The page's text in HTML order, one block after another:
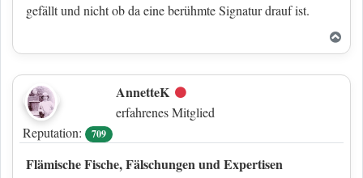
gefällt und nicht ob da eine berühmte Signatur drauf ist.
AnnetteK Offline
erfahrenes Mitglied
Reputation:
709
Flämische Fische, Fälschungen und Expertisen